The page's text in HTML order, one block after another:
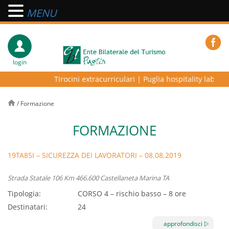
login
Tirocini extracurriculari| Puglia hospitality lab –
/ Formazione
FORMAZIONE
19TA85I – SICUREZZA DEI LAVORATORI – 08.08.2019
Strada Statale 106 Km 466.600 Castellaneta Marina TA
Tipologia:
CORSO 4 – rischio basso – 8 ore
Destinatari:
24
ETHRA RESERVE CASTELLANETAapprofondisci
MENU